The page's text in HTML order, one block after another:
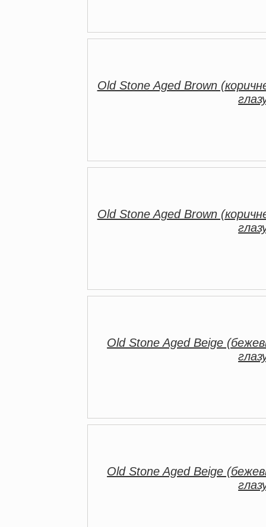
Old Stone Aged Brown
Old Stone Aged Brown
Old Stone Aged Beige
Old Stone Aged Beige